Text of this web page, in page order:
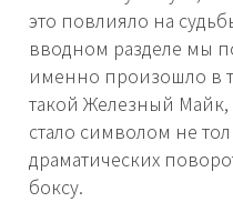
это повлияло на
вводном разделе мы
именно произошло в
такой Железный
стало символом не
драматических
боксу.